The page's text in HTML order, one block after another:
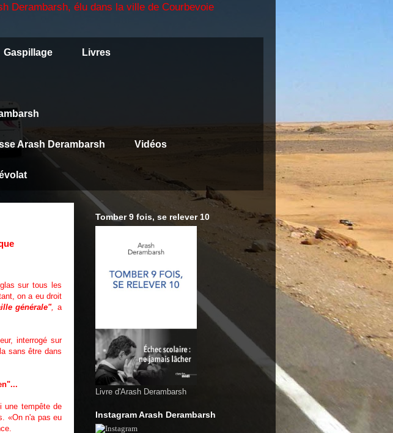
Derambarsh, élu dans la ville de Courbevoie
Gaspillage Livres
Arash Derambarsh Vidéos
sur tous les
on a eu droit
générale", a
interrogé sur
sans être dans
une tempête de
«On n'a pas eu
Tomber 9 fois, se relever 10
Livre d'Arash Derambarsh
Instagram Arash Derambarsh